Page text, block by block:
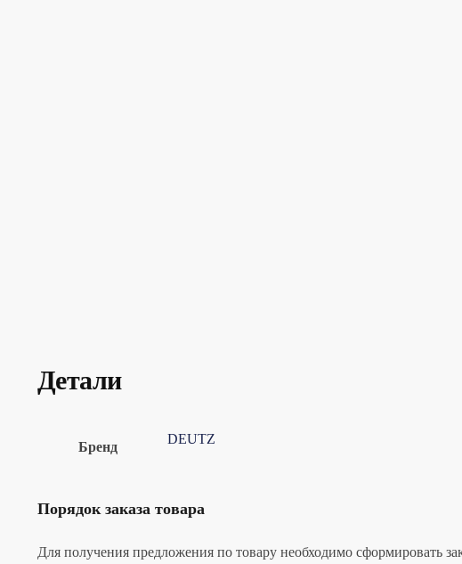
Детали
Бренд
DEUTZ
Порядок заказа товара
Для получения предложения по товару необходимо сформировать